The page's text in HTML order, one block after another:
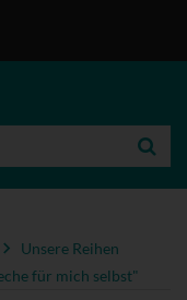
Unsere Reihen
für mich selbst"